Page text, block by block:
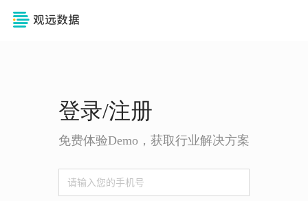
登录/注册
免费体验Demo，获取行业解决方案